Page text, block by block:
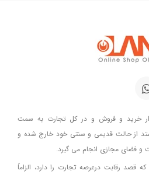
خرید و فروش و در کل تجارت به سمت
ستد از حالت قدیمی و سنتی خود خارج شده و
و فضای مجازی انجام می گیرد.
قصد رقابت درعرصه تجارت را دارد، الزاماً